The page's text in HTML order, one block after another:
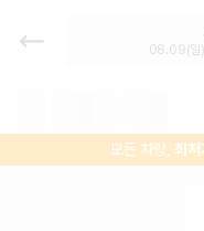
서울남부터
카 가격비교,08.09(일
모든 차량,최저